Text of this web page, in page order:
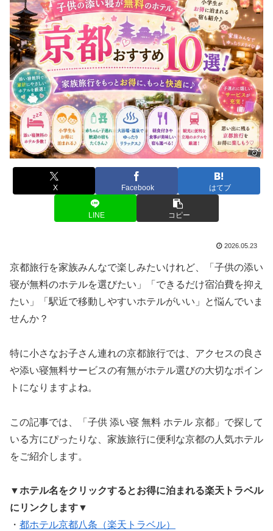
X Facebook はてブ
LINE コピー
2026.05.23
京都旅行を家族みんなで楽しみたいけれど、「子供の添い
寝が無料のホテルを選びたい」「できるだけ宿泊費を抑え
たい」「駅近で移動しやすいホテルがいい」と悩んでいま
せんか？
特に小さなお子さん連れの京都旅行では、アクセスの良さ
や添い寝無料サービスの有無がホテル選びの大切なポイン
トになりますよね。
この記事では、「子供 添い寝 無料 ホテル 京都」で探して
いる方にぴったりな、家族旅行に便利な京都の人気ホテル
をご紹介します。
▼ホテル名をクリックするとお得に泊まれる楽天トラベル
にリンクします▼
・ 都ホテル京都八条（楽天トラベル）